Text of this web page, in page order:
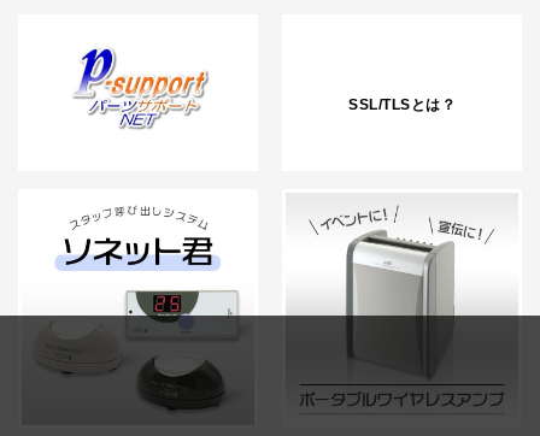
SSL/TLSとは？